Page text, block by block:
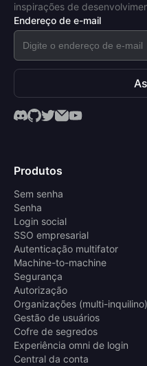
inspirações de
Endereço de e-mail
Produtos
Sem senha
Senha
Login social
SSO empresarial
Autenticação multifator
Machine-to-machine
Segurança
Autorização
Organizações (multi-inquilino)
Gestão de usuários
Cofre de segredos
Experiência omni de login
Central da conta